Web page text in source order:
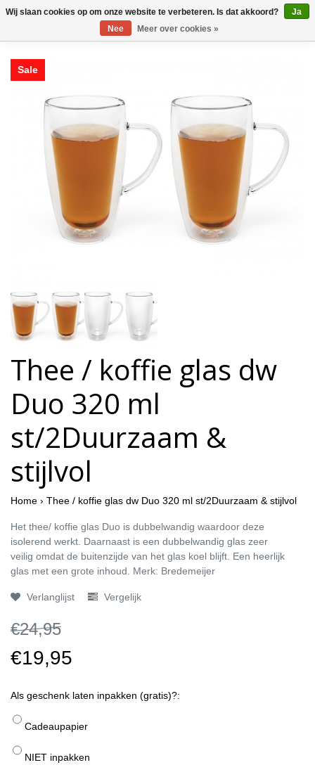
Sale
Sale
Thee / koffie glas dw
Duo 320 ml
st/2Duurzaam &
stijlvol
Home › Thee / koffie glas dw Duo 320 ml st/2Duurzaam & stijlvol
Het thee/ koffie glas Duo is dubbelwandig waardoor deze
isolerend werkt. Daarnaast is een dubbelwandig glas zeer
veilig omdat de buitenzijde van het glas koel blijft. Een heerlijk
glas met een grote inhoud. Merk: Bredemeijer
Verlanglijst Vergelijk
€24,95
€19,95
Als geschenk laten inpakken (gratis)?:
Cadeaupapier
NIET inpakken
Wij slaan cookies op om onze website te verbeteren. Is dat akkoord?
Ja
Nee
Meer over cookies »